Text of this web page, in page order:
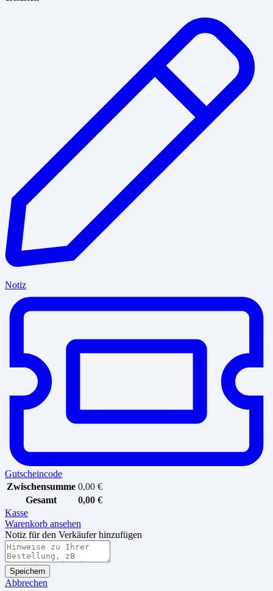
Notiz
Gutscheincode
Zwischensumme 0,00 €
Gesamt
0,00 €
Kasse
Warenkorb ansehen
Notiz für den Verkäufer hinzufügen
Speichern
Abbrechen